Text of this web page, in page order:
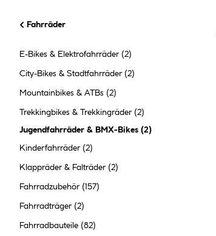
Fahrräder
E-Bikes & Elektrofahrräder (2)
City-Bikes & Stadtfahrräder (2)
Mountainbikes & ATBs (2)
Trekkingbikes & Trekkingräder (2)
Jugendfahrräder & BMX-Bikes (2)
Kinderfahrräder (2)
Klappräder & Falträder (2)
Fahrradzubehör (157)
Fahrradträger (2)
Fahrradbauteile (82)